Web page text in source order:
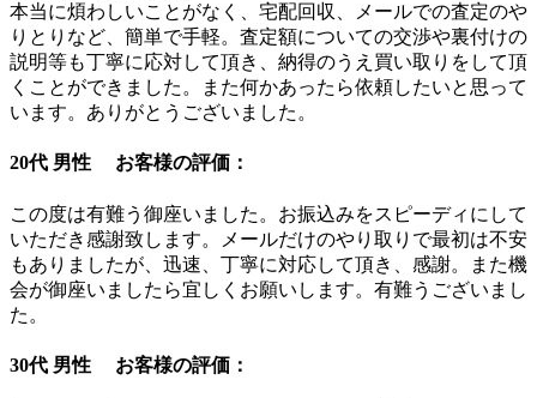
本当に煩わしいことがなく、宅配回収、メールでの査定のや
りとりなど、簡単で手軽。査定額についての交渉や裏付けの
説明等も丁寧に応対して頂き、納得のうえ買い取りをして頂
くことができました。また何かあったら依頼したいと思って
います。ありがとうございました。
20代 男性 お客様の評価：
この度は有難う御座いました。お振込みをスピーディにして
いただき感謝致します。メールだけのやり取りで最初は不安
もありましたが、迅速、丁寧に対応して頂き、感謝。また機
会が御座いましたら宜しくお願いします。有難うございまし
た。
30代 男性 お客様の評価：